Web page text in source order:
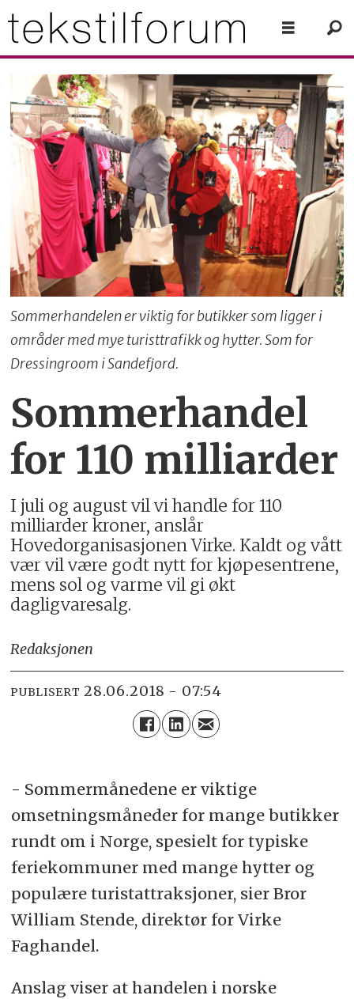
Sommerhandelen er viktig for butikker som ligger i
områder med mye turisttrafikk og hytter. Som for
Dressingroom i Sandefjord.
Sommerhandel
for 110 milliarder
I juli og august vil vi handle for 110
milliarder kroner, anslår
Hovedorganisasjonen Virke. Kaldt og vått
vær vil være godt nytt for kjøpesentrene,
mens sol og varme vil gi økt
dagligvaresalg.
Redaksjonen
PUBLISERT 28.06.2018 - 07:54
- Sommermånedene er viktige
omsetningsmåneder for mange butikker
rundt om i Norge, spesielt for typiske
feriekommuner med mange hytter og
populære turistattraksjoner, sier Bror
William Stende, direktør for Virke
Faghandel.
Anslag viser at handelen i norske